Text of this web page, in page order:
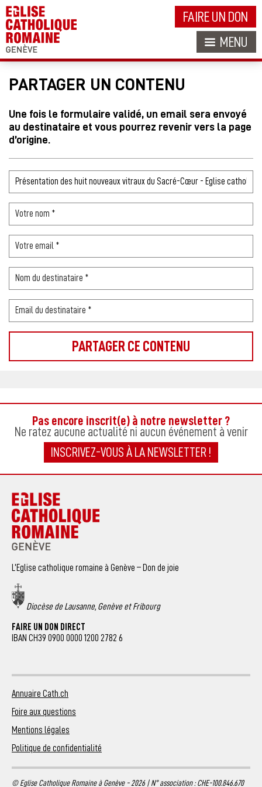
FAIRE UN DON
MENU
PARTAGER UN CONTENU
Une fois le formulaire validé, un email sera envoyé
au destinataire et vous pourrez revenir vers la page
d’origine.
Pas encore inscrit(e) à notre newsletter ?
Ne ratez aucune actualité ni aucun événement à venir
INSCRIVEZ-VOUS À LA NEWSLETTER !
L’Eglise catholique romaine à Genève – Don de joie
Diocèse de Lausanne, Genève et Fribourg
FAIRE UN DON DIRECT
IBAN CH39 0900 0000 1200 2782 6
Annuaire Cath.ch
Foire aux questions
Mentions légales
Politique de confidentialité
© Eglise Catholique Romaine à Genève - 2026 | N° association : CHE-100.846.670